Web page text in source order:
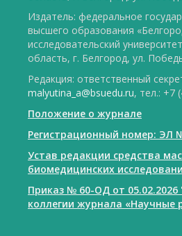
Издатель: федеральное
высшего образования
исследовательский
область, г. Белгород, ул.
Редакция: ответственный
malyutina_a@bsuedu.ru, тел.: +7
Положение о журнале
Регистрационный номер: ЭЛ
Устав редакции средства
биомедицинских
Приказ № 60-ОД от
коллегии журнала «Научные